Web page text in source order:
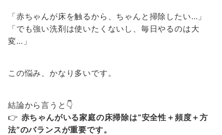
「赤ちゃんが床を触るから、ちゃんと掃除したい…」
「でも強い洗剤は使いたくないし、毎日やるのは大
変…」
この悩み、かなり多いです。
結論から言うと👇
👉 赤ちゃんがいる家庭の床掃除は“安全性＋頻度＋方
法”のバランスが重要です。